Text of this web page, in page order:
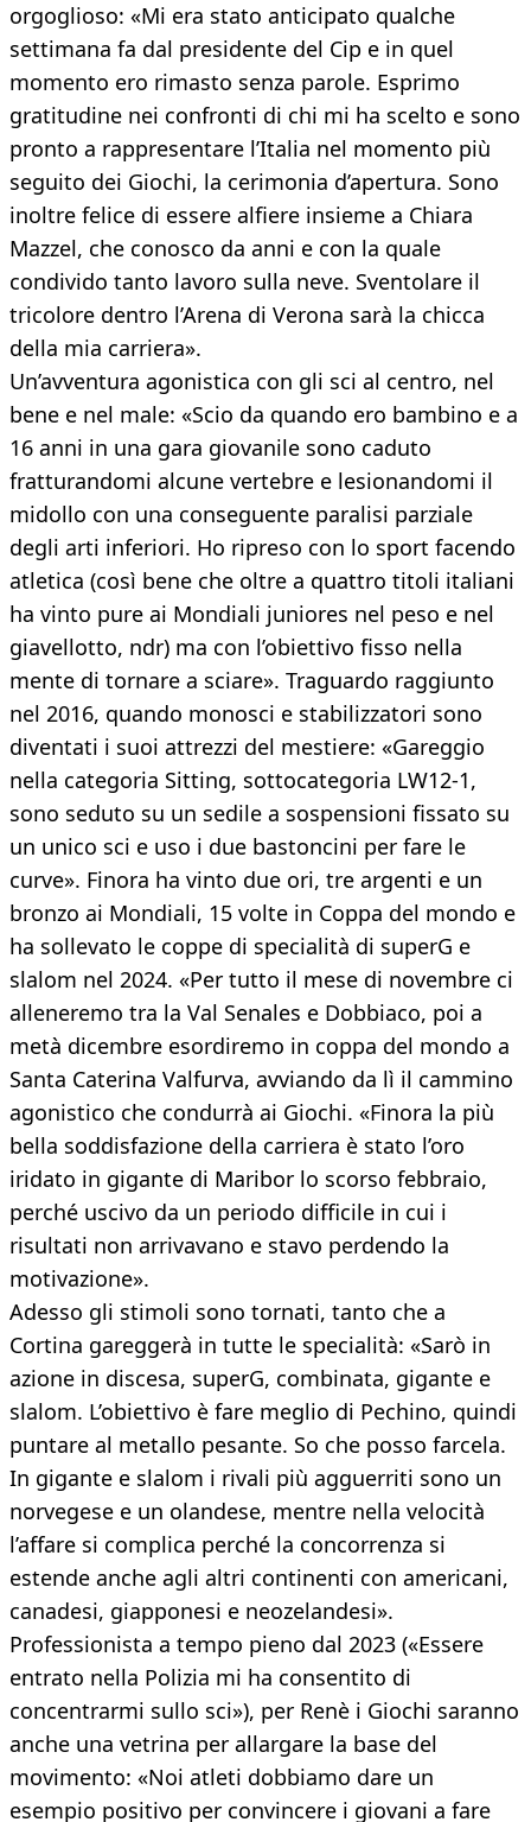
orgoglioso: «Mi era stato anticipato qualche
settimana fa dal presidente del Cip e in quel
momento ero rimasto senza parole. Esprimo
gratitudine nei confronti di chi mi ha scelto e sono
pronto a rappresentare l’Italia nel momento più
seguito dei Giochi, la cerimonia d’apertura. Sono
inoltre felice di essere alfiere insieme a Chiara
Mazzel, che conosco da anni e con la quale
condivido tanto lavoro sulla neve. Sventolare il
tricolore dentro l’Arena di Verona sarà la chicca
della mia carriera».
Un’avventura agonistica con gli sci al centro, nel
bene e nel male: «Scio da quando ero bambino e a
16 anni in una gara giovanile sono caduto
fratturandomi alcune vertebre e lesionandomi il
midollo con una conseguente paralisi parziale
degli arti inferiori. Ho ripreso con lo sport facendo
atletica (così bene che oltre a quattro titoli italiani
ha vinto pure ai Mondiali juniores nel peso e nel
giavellotto, ndr) ma con l’obiettivo fisso nella
mente di tornare a sciare». Traguardo raggiunto
nel 2016, quando monosci e stabilizzatori sono
diventati i suoi attrezzi del mestiere: «Gareggio
nella categoria Sitting, sottocategoria LW12-1,
sono seduto su un sedile a sospensioni fissato su
un unico sci e uso i due bastoncini per fare le
curve». Finora ha vinto due ori, tre argenti e un
bronzo ai Mondiali, 15 volte in Coppa del mondo e
ha sollevato le coppe di specialità di superG e
slalom nel 2024. «Per tutto il mese di novembre ci
alleneremo tra la Val Senales e Dobbiaco, poi a
metà dicembre esordiremo in coppa del mondo a
Santa Caterina Valfurva, avviando da lì il cammino
agonistico che condurrà ai Giochi. «Finora la più
bella soddisfazione della carriera è stato l’oro
iridato in gigante di Maribor lo scorso febbraio,
perché uscivo da un periodo difficile in cui i
risultati non arrivavano e stavo perdendo la
motivazione».
Adesso gli stimoli sono tornati, tanto che a
Cortina gareggerà in tutte le specialità: «Sarò in
azione in discesa, superG, combinata, gigante e
slalom. L’obiettivo è fare meglio di Pechino, quindi
puntare al metallo pesante. So che posso farcela.
In gigante e slalom i rivali più agguerriti sono un
norvegese e un olandese, mentre nella velocità
l’affare si complica perché la concorrenza si
estende anche agli altri continenti con americani,
canadesi, giapponesi e neozelandesi».
Professionista a tempo pieno dal 2023 («Essere
entrato nella Polizia mi ha consentito di
concentrarmi sullo sci»), per Renè i Giochi saranno
anche una vetrina per allargare la base del
movimento: «Noi atleti dobbiamo dare un
esempio positivo per convincere i giovani a fare